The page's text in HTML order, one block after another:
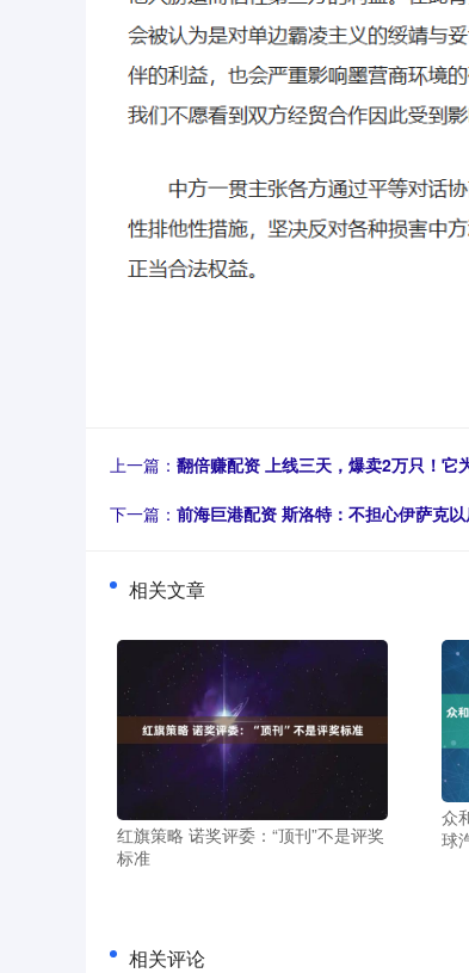
上一篇： 翻倍赚配资 上线三天，爆卖2万只！它
下一篇： 前海巨港配资 斯洛特：不担心伊萨克
相关文章
红旗策略 诺奖评委：“顶刊”不是评奖
标准
众
球
相关评论